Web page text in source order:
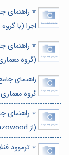
⭐️ راهنمای
اجرا (با
⭐️ راهنمای
(گروه
راهنمای
گروه
⭐️ راهنمای
(از Menzowood)
⭐️ ترموود